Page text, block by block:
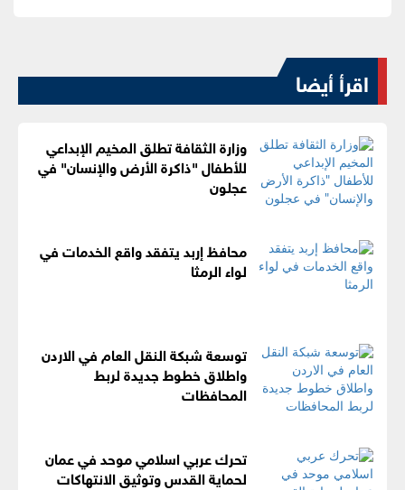
اقرأ أيضا
وزارة الثقافة تطلق المخيم الإبداعي
للأطفال "ذاكرة الأرض والإنسان" في
عجلون
محافظ إربد يتفقد واقع الخدمات في
لواء الرمثا
توسعة شبكة النقل العام في الاردن
واطلاق خطوط جديدة لربط
المحافظات
تحرك عربي اسلامي موحد في عمان
لحماية القدس وتوثيق الانتهاكات